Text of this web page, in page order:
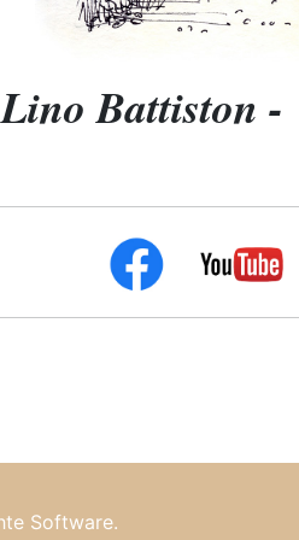
Lino Battiston -
Software.